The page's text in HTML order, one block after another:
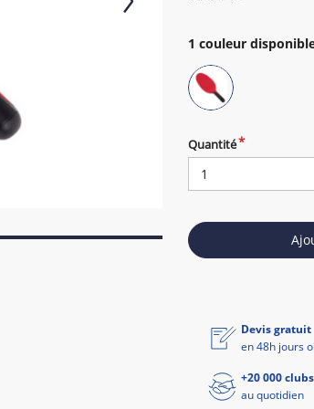
1 couleur
Quantité
Devis gratuit
en 48h jours
+20 000
au quotidien